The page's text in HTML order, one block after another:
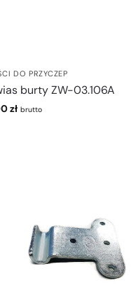
DO PRZYCZEP
burty ZW-03.106A
zł brutto